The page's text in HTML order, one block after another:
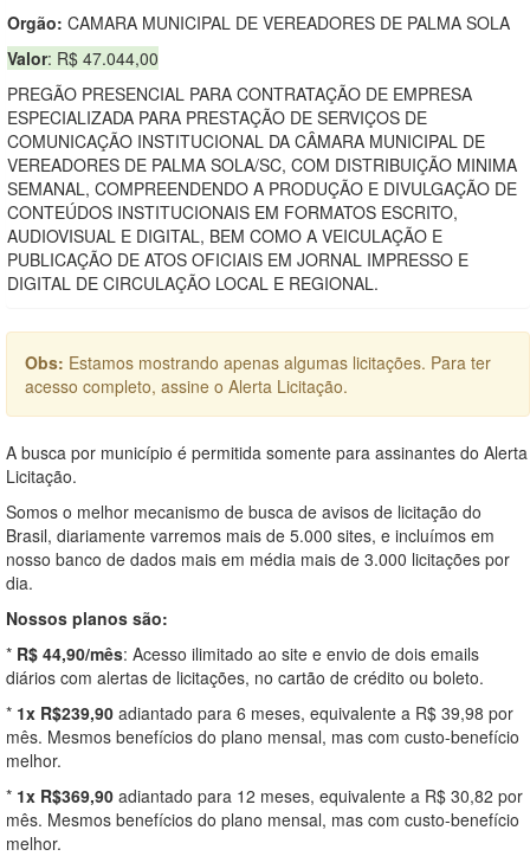
Orgão: CAMARA MUNICIPAL DE VEREADORES DE PALMA SOLA
Valor: R$ 47.044,00
PREGÃO PRESENCIAL PARA CONTRATAÇÃO DE EMPRESA
ESPECIALIZADA PARA PRESTAÇÃO DE SERVIÇOS DE
COMUNICAÇÃO INSTITUCIONAL DA CÂMARA MUNICIPAL DE
VEREADORES DE PALMA SOLA/SC, COM DISTRIBUIÇÃO MINIMA
SEMANAL, COMPREENDENDO A PRODUÇÃO E DIVULGAÇÃO DE
CONTEÚDOS INSTITUCIONAIS EM FORMATOS ESCRITO,
AUDIOVISUAL E DIGITAL, BEM COMO A VEICULAÇÃO E
PUBLICAÇÃO DE ATOS OFICIAIS EM JORNAL IMPRESSO E
DIGITAL DE CIRCULAÇÃO LOCAL E REGIONAL.
Obs: Estamos mostrando apenas algumas licitações. Para ter
acesso completo, assine o Alerta Licitação.
A busca por município é permitida somente para assinantes do Alerta
Licitação.
Somos o melhor mecanismo de busca de avisos de licitação do
Brasil, diariamente varremos mais de 5.000 sites, e incluímos em
nosso banco de dados mais em média mais de 3.000 licitações por
dia.
Nossos planos são:
* R$ 44,90/mês: Acesso ilimitado ao site e envio de dois emails
diários com alertas de licitações, no cartão de crédito ou boleto.
* 1x R$239,90 adiantado para 6 meses, equivalente a R$ 39,98 por
mês. Mesmos benefícios do plano mensal, mas com custo-benefício
melhor.
* 1x R$369,90 adiantado para 12 meses, equivalente a R$ 30,82 por
mês. Mesmos benefícios do plano mensal, mas com custo-benefício
melhor.